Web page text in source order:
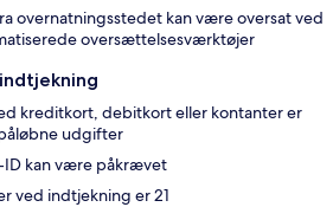
overnatningsstedet kan være oversat ved
oversættelsesværktøjer
kreditkort, debitkort eller kontanter er
udgifter
kan være påkrævet
ved indtjekning er 21